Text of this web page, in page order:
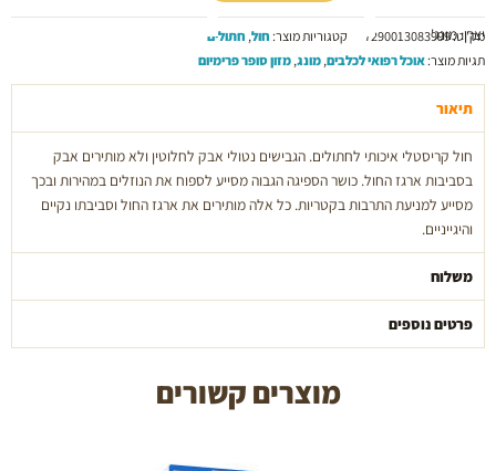
3.8
ליטר
יצרן: מונג'
מק"ט:7290013083999 קטגוריות מוצר: חול, חתולים
תגיות מוצר:אוכל רפואי לכלבים,מונג,מזון סופר פרימיום
תיאור
חול קריסטלי איכותי לחתולים. הגבישים נטולי אבק לחלוטין ולא מותירים אבק
בסביבות ארגז החול. כושר הספיגה הגבוה מסייע לספוח את הנוזלים במהירות ובכך
מסייע למניעת התרבות בקטריות. כל אלה מותירים את ארגז החול וסביבתו נקיים
והיגייניים.
משלוח
פרטים נוספים
מוצרים קשורים